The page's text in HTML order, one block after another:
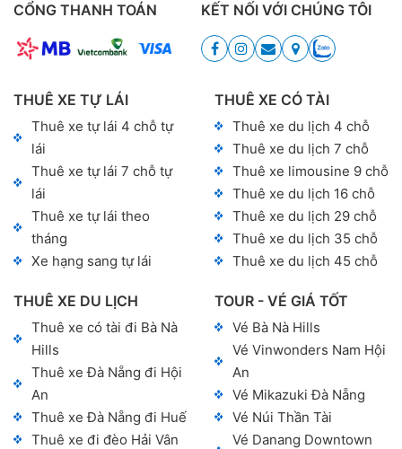
CỔNG THANH TOÁN KẾT NỐI VỚI CHÚNG TÔI
THUÊ XE TỰ LÁI
Thuê xe tự lái 4 chỗ tự
lái
Thuê xe tự lái 7 chỗ tự
lái
Thuê xe tự lái theo
tháng
Xe hạng sang tự lái
THUÊ XE DU LỊCH
Thuê xe có tài đi Bà Nà
Hills
Thuê xe Đà Nẵng đi Hội
An
Thuê xe Đà Nẵng đi Huế
Thuê xe đi đèo Hải Vân
THUÊ XE CÓ TÀI
Thuê xe du lịch 4 chỗ
Thuê xe du lịch 7 chỗ
Thuê xe limousine 9 chỗ
Thuê xe du lịch 16 chỗ
Thuê xe du lịch 29 chỗ
Thuê xe du lịch 35 chỗ
Thuê xe du lịch 45 chỗ
TOUR - VÉ GIÁ TỐT
Vé Bà Nà Hills
Vé Vinwonders Nam Hội
An
Vé Mikazuki Đà Nẵng
Vé Núi Thần Tài
Vé Danang Downtown